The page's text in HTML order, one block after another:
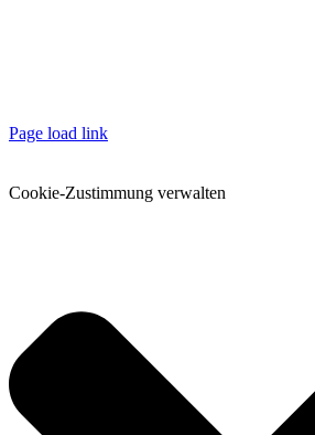
Page load link
Cookie-Zustimmung verwalten